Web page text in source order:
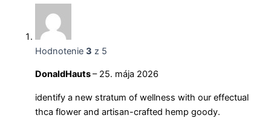
Hodnotenie 3 z 5
DonaldHauts– 25. mája 2026
identify a new stratum of wellness with our effectual
thca flower and artisan-crafted hemp goody.